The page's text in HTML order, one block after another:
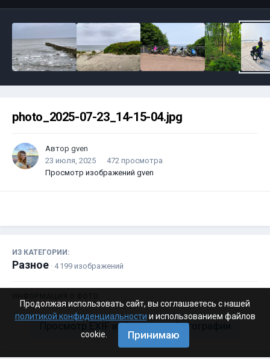
photo_2025-07-23_14-15-04.jpg
Автор gven
23 июля, 2025
472 просмотра
Просмотр изображений gven
ИЗ КАТЕГОРИИ:
Разное · 4 199 изображений
Просмотр EXIF информации фотографии
Продолжая использовать сайт, вы соглашаетесь с нашей
политикой конфиденциальности и использованием файлов
cookie.
Принимаю